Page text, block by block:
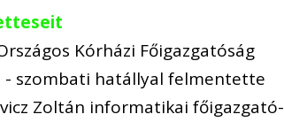
Kórházi Főigazgatóság
- szombati hatállyal felmentette
Zoltán informatikai főigazgató-